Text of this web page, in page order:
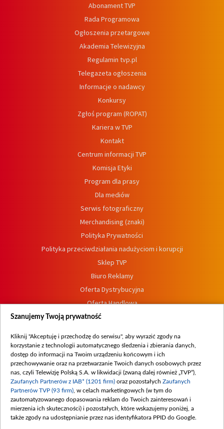
Abonament TVP
Rada Programowa
Ogłoszenia przetargowe
Akademia Telewizyjna
Regulamin tvp.pl
Telegazeta ogłoszenia
Informacje o nadawcy
Konkursy
Zgłoś program (ROPAT)
Kariera w TVP
Kontakt
Centrum informacji TVP
Komisja Etyki
Program dla prasy
Dla mediów
Serwis fotograficzny
Merchandising (znaki)
Polityka Prywatności
Polityka przeciwdziałania nadużyciom i korupcji
Sklep TVP
Biuro Reklamy
Oferta Dystrybucyjna
Oferta Handlowa
Dostępność
Procedura zgłoszeń wewnętrznych
Szanujemy Twoją prywatność
Kliknij "Akceptuję i przechodzę do serwisu", aby wyrazić zgody na
korzystanie z technologii automatycznego śledzenia i zbierania danych,
dostęp do informacji na Twoim urządzeniu końcowym i ich
przechowywanie oraz na przetwarzanie Twoich danych osobowych przez
nas, czyli Telewizję Polską S.A. w likwidacji (zwaną dalej również „TVP”),
Zaufanych Partnerów z IAB* (1201 firm) oraz pozostałych Zaufanych
Partnerów TVP (93 firm) , w celach marketingowych (w tym do
zautomatyzowanego dopasowania reklam do Twoich zainteresowań i
mierzenia ich skuteczności) i pozostałych, które wskazujemy poniżej, a
także zgody na udostępnianie przez nas identyfikatora PPID do Google.